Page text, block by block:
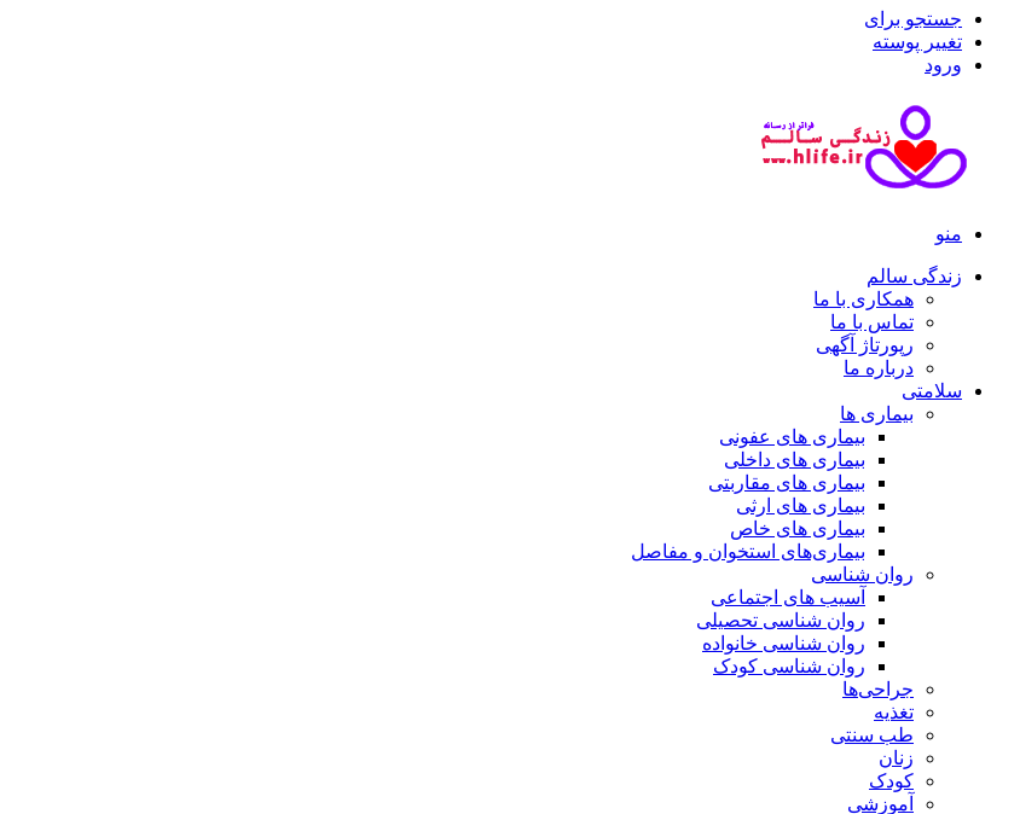
جستجو برای
تغییر پوسته
ورود
منو
زندگی سالم
همکاری با ما
تماس با ما
رپورتاژ آگهی
درباره ما
سلامتی
بیماری ها
بیماری های عفونی
بیماری های داخلی
بیماری های مقاربتی
بیماری های ارثی
بیماری های خاص
بیماری‌های استخوان و مفاصل
روان شناسی
آسیب های اجتماعی
روان شناسی تحصیلی
روان شناسی خانواده
روان شناسی کودک
جراحی‌ها
تغذیه
طب سنتی
زنان
کودک
آموزشی